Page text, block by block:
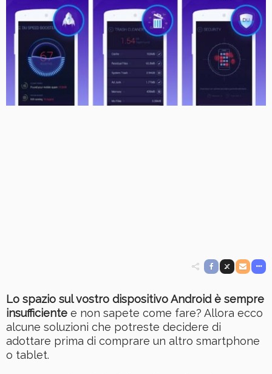
Lo spazio sul vostro dispositivo Android è sempre
insufficiente e non sapete come fare? Allora ecco
alcune soluzioni che potreste decidere di
adottare prima di comprare un altro smartphone
o tablet.